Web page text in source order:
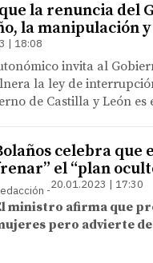
la renuncia del
la manipulación
| 18:08
invita al
la ley de
de Castilla y León es
celebra que
el “plan
20.01.2023 | 17:30
ministro afirma que
pero advierte